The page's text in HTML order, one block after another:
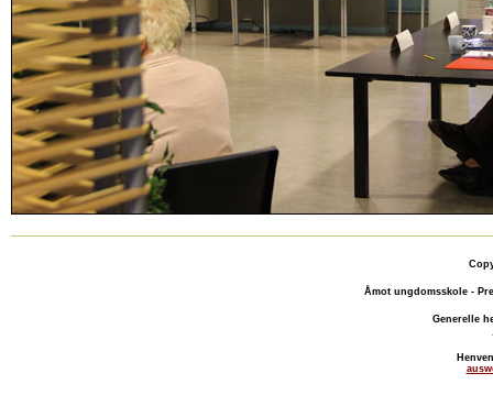
Åmot ungdomsskole -
Generelle